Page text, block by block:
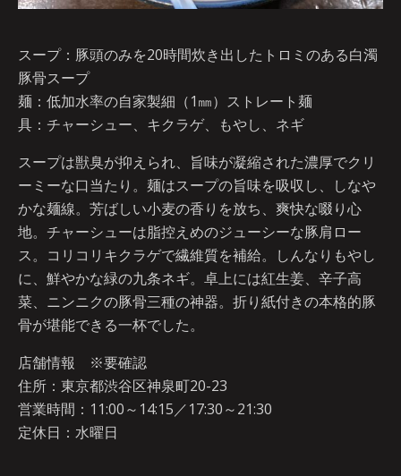
スープ：豚頭のみを20時間炊き出したトロミのある白濁
豚骨スープ
麺：低加水率の自家製細（1㎜）ストレート麺
具：チャーシュー、キクラゲ、もやし、ネギ
スープは獣臭が抑えられ、旨味が凝縮された濃厚でクリ
ーミーな口当たり。麺はスープの旨味を吸収し、しなや
かな麺線。芳ばしい小麦の香りを放ち、爽快な啜り心
地。チャーシューは脂控えめのジューシーな豚肩ロー
ス。コリコリキクラゲで繊維質を補給。しんなりもやし
に、鮮やかな緑の九条ネギ。卓上には紅生姜、辛子高
菜、ニンニクの豚骨三種の神器。折り紙付きの本格的豚
骨が堪能できる一杯でした。
店舗情報 ※要確認
住所：東京都渋谷区神泉町20-23
営業時間：11:00～14:15／17:30～21:30
定休日：水曜日